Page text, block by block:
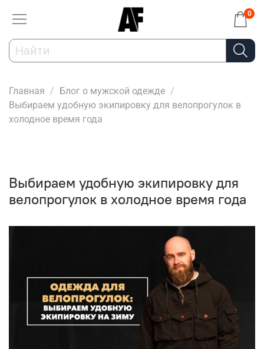
0
Главная
Блог о мужской одежде
Выбираем удобную экипировку для велопрогулок в
холодное время года
Выбираем удобную экипировку для
велопрогулок в холодное время года